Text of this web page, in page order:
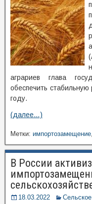
аграриев глава
обеспечить
году.
(далее…)
Метки: импортозамещение,
В России
18.03.2022